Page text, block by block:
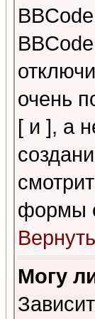
очень
[ и ], а
формы
Могу